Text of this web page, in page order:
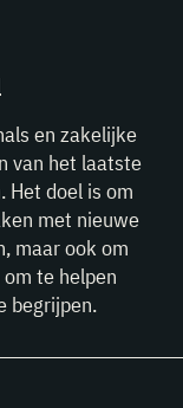
en zakelijke
van het laatste
Het doel is om
met nieuwe
maar ook om
te helpen
begrijpen.